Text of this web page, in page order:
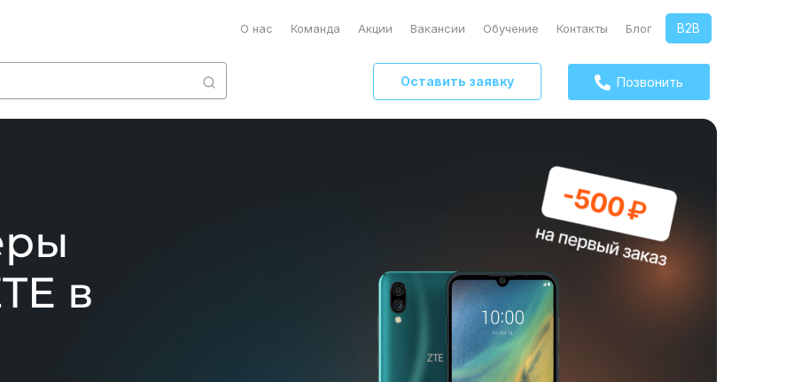
О нас Команда Акции Вакансии Обучение Контакты Блог B2B
Оставить заявку Позвонить
в